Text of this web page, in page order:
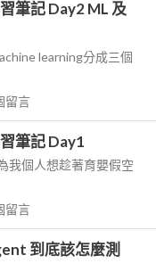
筆記 Day2 ML 及
learning分成三個
留言
筆記 Day1
我個人想趁著育嬰假空
留言
到底該怎麼測